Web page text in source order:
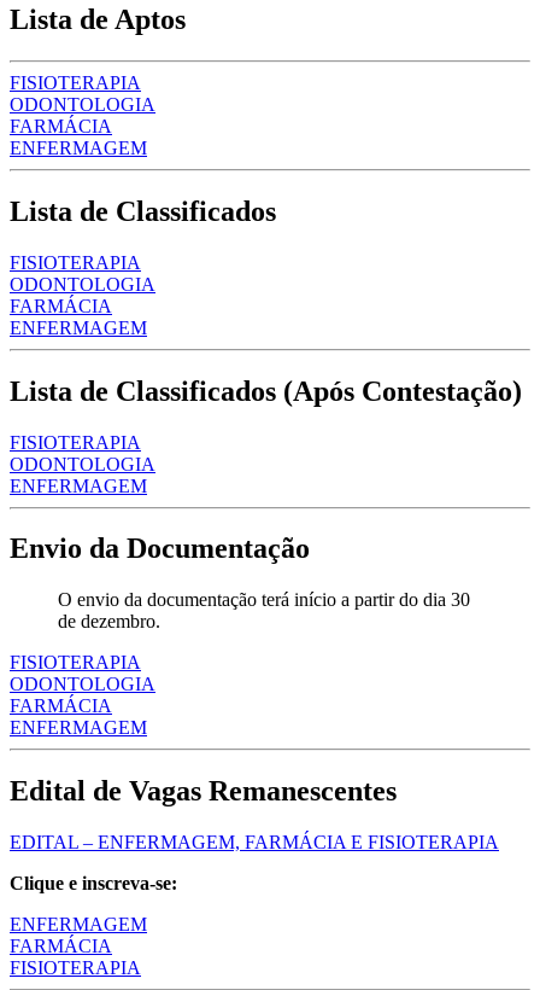
Lista de Aptos
FISIOTERAPIA
ODONTOLOGIA
FARMÁCIA
ENFERMAGEM
Lista de Classificados
FISIOTERAPIA
ODONTOLOGIA
FARMÁCIA
ENFERMAGEM
Lista de Classificados (Após Contestação)
FISIOTERAPIA
ODONTOLOGIA
ENFERMAGEM
Envio da Documentação
O envio da documentação terá início a partir do dia 30
de dezembro.
FISIOTERAPIA
ODONTOLOGIA
FARMÁCIA
ENFERMAGEM
Edital de Vagas Remanescentes
EDITAL – ENFERMAGEM, FARMÁCIA E FISIOTERAPIA
Clique e inscreva-se:
ENFERMAGEM
FARMÁCIA
FISIOTERAPIA